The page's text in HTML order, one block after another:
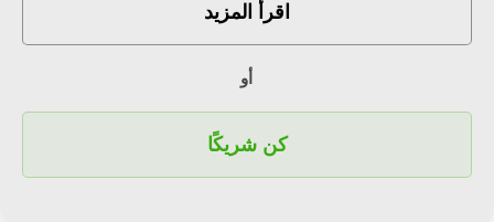
اقرأ المزيد
أو
كن شريكًا